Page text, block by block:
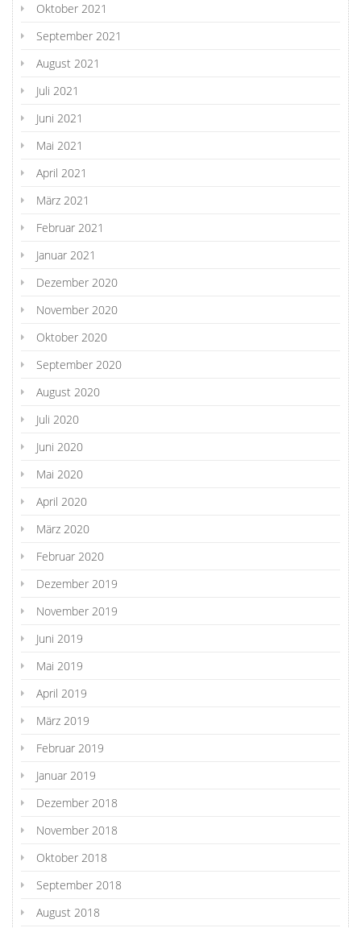
Oktober 2021
September 2021
August 2021
Juli 2021
Juni 2021
Mai 2021
April 2021
März 2021
Februar 2021
Januar 2021
Dezember 2020
November 2020
Oktober 2020
September 2020
August 2020
Juli 2020
Juni 2020
Mai 2020
April 2020
März 2020
Februar 2020
Dezember 2019
November 2019
Juni 2019
Mai 2019
April 2019
März 2019
Februar 2019
Januar 2019
Dezember 2018
November 2018
Oktober 2018
September 2018
August 2018